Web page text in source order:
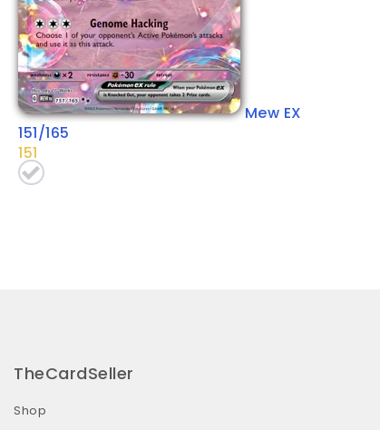
Mew EX
151/165
151
TheCardSeller
Shop